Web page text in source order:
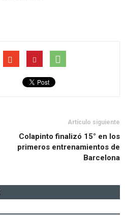
Artículo siguiente
Colapinto finalizó 15° en los
primeros entrenamientos de
Barcelona